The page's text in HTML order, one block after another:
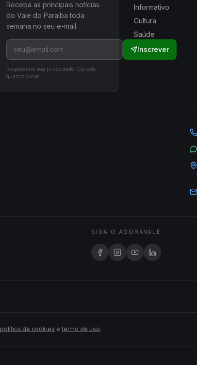
Receba as principais notícias
do Vale do Paraíba toda
semana no seu e-mail.
Inscrever
Respeitamos sua privacidade. Cancele
quando quiser.
Informativo
Cultura
Saúde
SIGA O AGORAVALE
política de cookies e termo de uso.